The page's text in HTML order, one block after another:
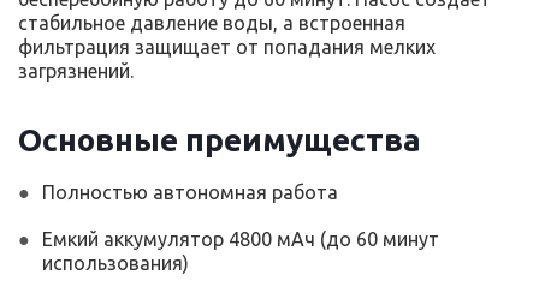
стабильное давление воды, а встроенная
фильтрация защищает от попадания мелких
загрязнений.
Основные преимущества
Полностью автономная работа
Емкий аккумулятор 4800 мАч (до 60 минут
использования)